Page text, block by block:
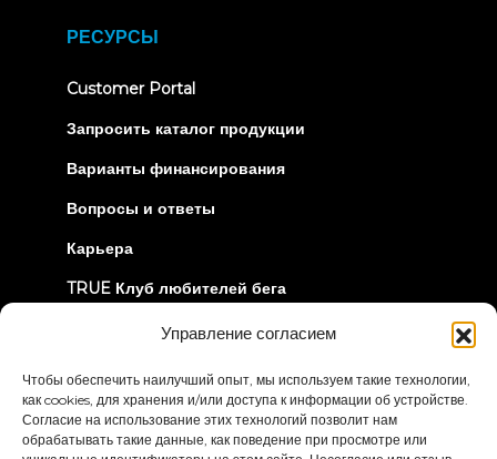
Управление согласием
Чтобы обеспечить наилучший опыт, мы используем такие технологии,
как cookies, для хранения и/или доступа к информации об устройстве.
Согласие на использование этих технологий позволит нам
обрабатывать такие данные, как поведение при просмотре или
РЕСУРСЫ
Customer Portal(opens
new
Запросить каталог продукции
Варианты финансирования
Вопросы и ответы
Карьера
TRUE Клуб любителей бега
Информация об отзыве
ДАВАЙТЕ СОЕДИНИМСЯ